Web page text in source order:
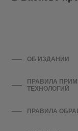
ОБ ИЗДАНИИ
ПРАВИЛА
ТЕХНОЛОГИЙ
ПРАВИЛА